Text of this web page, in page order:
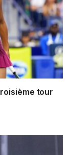
tour